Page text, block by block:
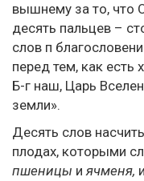
вышнему за то, что
десять пальцев –
слов п
перед тем, как есть
Б-г наш, Царь
земли».
Десять слов
плодах, которыми
пшеницы иячменя,